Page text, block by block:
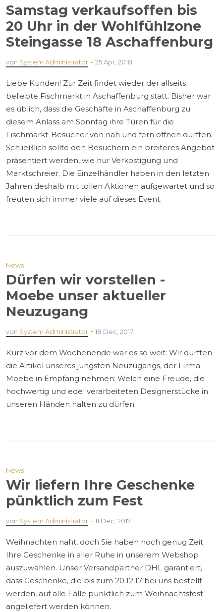
Samstag verkaufsoffen bis
20 Uhr in der Wohlfühlzone
Steingasse 18 Aschaffenburg
von System Administrator - 25 Apr, 2018
Liebe Kunden! Zur Zeit findet wieder der allseits
beliebte Fischmarkt in Aschaffenburg statt. Bisher war
es üblich, dass die Geschäfte in Aschaffenburg zu
diesem Anlass am Sonntag ihre Türen für die
Fischmarkt-Besucher von nah und fern öffnen durften.
Schließlich sollte den Besuchern ein breiteres Angebot
präsentiert werden, wie nur Verköstigung und
Marktschreier. Die Einzelhändler haben in den letzten
Jahren deshalb mit tollen Aktionen aufgewartet und so
freuten sich immer viele auf dieses Event.
News
Dürfen wir vorstellen -
Moebe unser aktueller
Neuzugang
von System Administrator - 18 Dec, 2017
Kurz vor dem Wochenende war es so weit: Wir durften
die Artikel unseres jüngsten Neuzugangs, der Firma
Moebe in Empfang nehmen: Welch eine Freude, die
hochwertig und edel verarbeiteten Designerstücke in
unseren Händen halten zu dürfen.
News
Wir liefern Ihre Geschenke
pünktlich zum Fest
von System Administrator - 11 Dec, 2017
Weihnachten naht, doch Sie haben noch genug Zeit
Ihre Geschenke in aller Ruhe in unserem Webshop
auszuwählen. Unser Versandpartner DHL garantiert,
dass Geschenke, die bis zum 20.12.17 bei uns bestellt
werden, auf alle Fälle pünktlich zum Weihnachtsfest
angeliefert werden können.